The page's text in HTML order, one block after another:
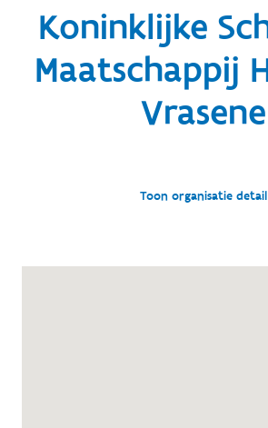
Koninklijke
Maatschappij
Vrasene
Toon organisatie detail